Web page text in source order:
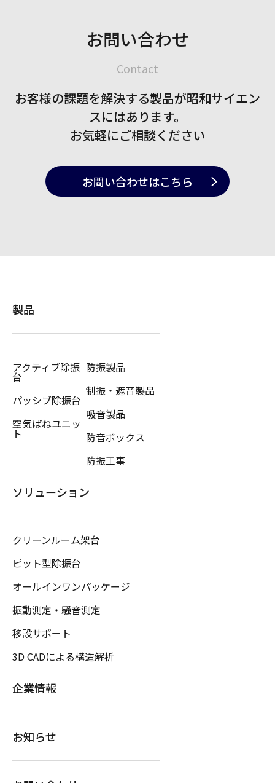
お問い合わせ
Contact
お客様の課題を解決する製品が昭和サイエン
スにはあります。
お気軽にご相談ください
お問い合わせはこちら
製品
アクティブ除振
台
パッシブ除振台
空気ばねユニッ
ト
防振製品
制振・遮音製品
吸音製品
防音ボックス
防振工事
ソリューション
クリーンルーム架台
ピット型除振台
オールインワンパッケージ
振動測定・騒音測定
移設サポート
3D CADによる構造解析
企業情報
お知らせ